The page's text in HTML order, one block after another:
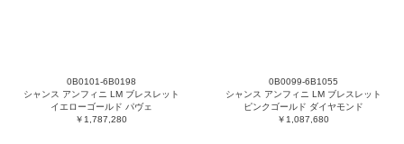
0B0101-6B0198
シャンス アンフィニ LM ブレスレット
イエローゴールド パヴェ
￥1,787,280
0B0099-6B1055
シャンス アンフィニ LM ブレスレット
ピンクゴールド ダイヤモンド
￥1,087,680